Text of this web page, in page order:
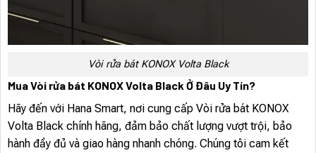
Vòi rửa bát KONOX Volta Black
Mua Vòi rửa bát KONOX Volta Black Ở Đâu Uy Tín?
Hãy đến với Hana Smart, nơi cung cấp Vòi rửa bát KONOX
Volta Black chính hãng, đảm bảo chất lượng vượt trội, bảo
hành đầy đủ và giao hàng nhanh chóng. Chúng tôi cam kết